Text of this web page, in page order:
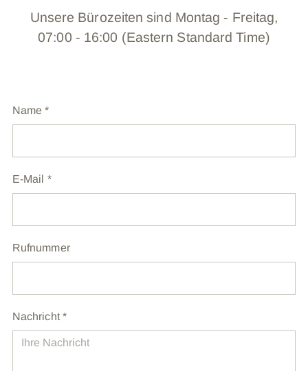
Unsere Bürozeiten sind Montag - Freitag,
07:00 - 16:00 (Eastern Standard Time)
Name*
E-Mail *
Rufnummer
Nachricht *